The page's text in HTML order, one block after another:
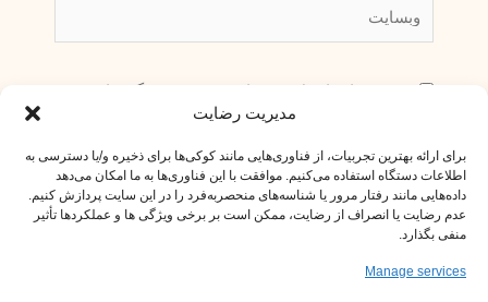
مدیریت رضایت
برای ارائه بهترین تجربیات، از فناوری‌هایی مانند کوکی‌ها برای ذخیره و/یا دسترسی به
اطلاعات دستگاه استفاده می‌کنیم. موافقت با این فناوری‌ها به ما امکان می‌دهد
داده‌هایی مانند رفتار مرور یا شناسه‌های منحصربه‌فرد را در این سایت پردازش کنیم.
عدم رضایت یا انصراف از رضایت، ممکن است بر برخی ویژگی ها و عملکردها تأثیر
منفی بگذارد.
Manage services
زمانی که دوباره دیدگاهی می‌نویسم.